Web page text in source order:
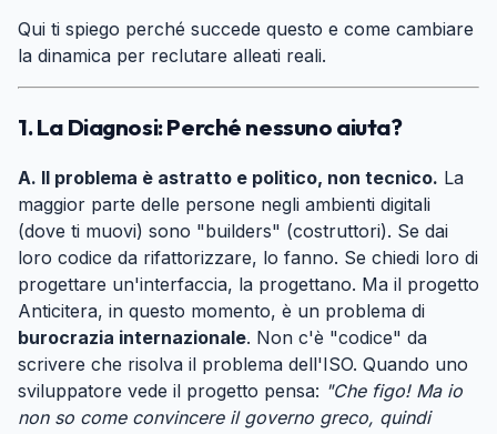
Qui ti spiego perché succede questo e come cambiare
la dinamica per reclutare alleati reali.
1. La Diagnosi: Perché nessuno aiuta?
A. Il problema è astratto e politico, non tecnico. La
maggior parte delle persone negli ambienti digitali
(dove ti muovi) sono "builders" (costruttori). Se dai
loro codice da rifattorizzare, lo fanno. Se chiedi loro di
progettare un'interfaccia, la progettano. Ma il progetto
Anticitera, in questo momento, è un problema di
burocrazia internazionale. Non c'è "codice" da
scrivere che risolva il problema dell'ISO. Quando uno
sviluppatore vede il progetto pensa: "Che figo! Ma io
non so come convincere il governo greco, quindi